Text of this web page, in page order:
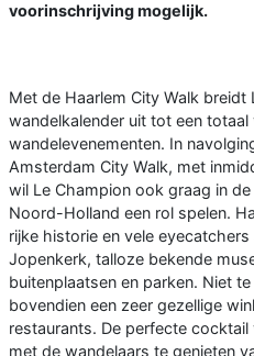
voorinschrijving mogelijk.
Met de Haarlem City Walk breidt
wandelkalender uit tot een
wandelevenementen. In
Amsterdam City Walk, met
wil Le Champion ook graag in
Noord-Holland een rol spelen.
rijke historie en vele
Jopenkerk, talloze bekende
buitenplaatsen en parken. Niet
bovendien een zeer gezellige
restaurants. De perfecte
met de wandelaars te genieten